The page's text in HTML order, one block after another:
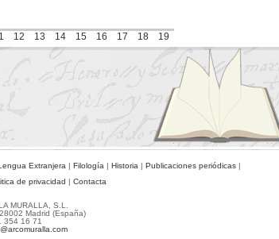
12 13 14 15 16 17 18 19
Extranjera | Filología | Historia | Publicaciones periódicas |
de privacidad | Contacta
MURALLA, S.L.
Madrid (España)
354 16 71